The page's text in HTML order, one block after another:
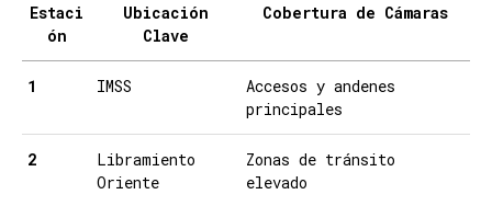
Estaci
ón
Ubicación
Clave
Cobertura de Cámaras
1 IMSS
Accesos y andenes
principales
2
Libramiento
Oriente
Zonas de tránsito
elevado